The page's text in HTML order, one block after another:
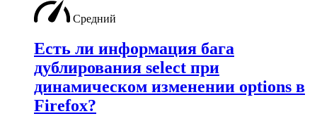
Средний
Есть ли информация бага
дублирования select при
динамическом изменении options в
Firefox?